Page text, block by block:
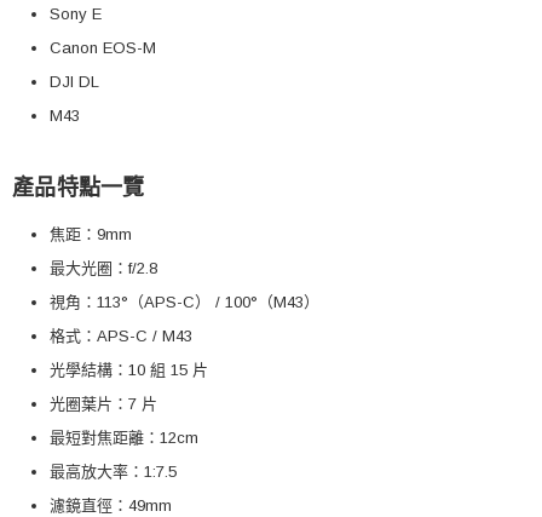
Sony E
Canon EOS-M
DJI DL
M43
產品特點一覽
焦距：9mm
最大光圈：f/2.8
視角：113°（APS-C） / 100°（M43）
格式：APS-C / M43
光學結構：10 組 15 片
光圈葉片：7 片
最短對焦距離：12cm
最高放大率：1:7.5
濾鏡直徑：49mm